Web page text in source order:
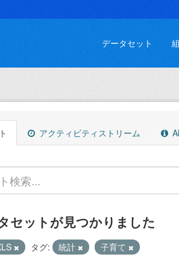
データセット
アクティビティストリーム
セットが見つかりました
タグ: 統計 子育て